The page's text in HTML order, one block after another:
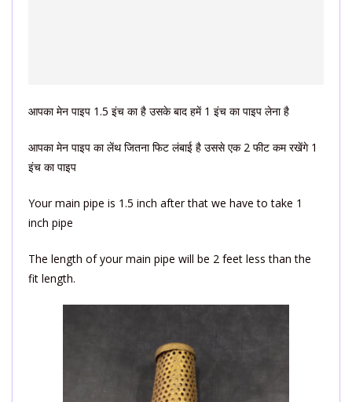
आपका मेन पाइप 1.5 इंच का है उसके बाद हमें 1 इंच का पाइप लेना है
आपका मेन पाइप का लेंथ जितना फिट लंबाई है उससे एक 2 फीट कम रखेंगे 1
इंच का पाइप
Your main pipe is 1.5 inch after that we have to take 1
inch pipe
The length of your main pipe will be 2 feet less than the
fit length.